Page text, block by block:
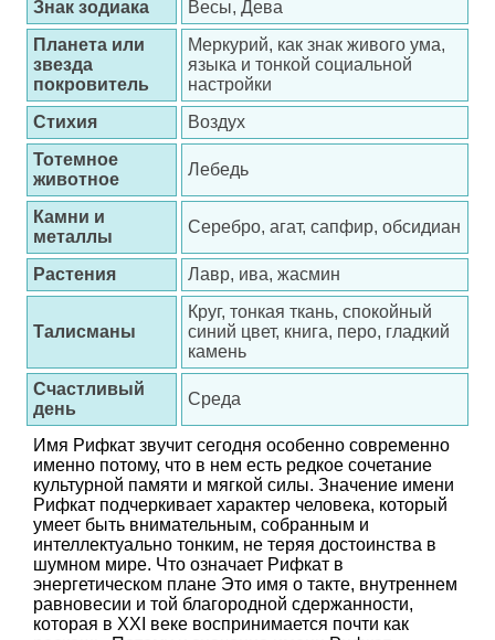
Знак зодиака
Весы, Дева
Планета или
звезда
покровитель
Меркурий, как знак живого ума,
языка и тонкой социальной
настройки
Стихия
Воздух
Тотемное
животное
Лебедь
Камни и
металлы
Серебро, агат, сапфир, обсидиан
Растения Лавр, ива, жасмин
Талисманы
Круг, тонкая ткань, спокойный
синий цвет, книга, перо, гладкий
камень
Счастливый
день
Среда
Имя Рифкат звучит сегодня особенно современно
именно потому, что в нем есть редкое сочетание
культурной памяти и мягкой силы. Значение имени
Рифкат подчеркивает характер человека, который
умеет быть внимательным, собранным и
интеллектуально тонким, не теряя достоинства в
шумном мире. Что означает Рифкат в
энергетическом плане Это имя о такте, внутреннем
равновесии и той благородной сдержанности,
которая в XXI веке воспринимается почти как